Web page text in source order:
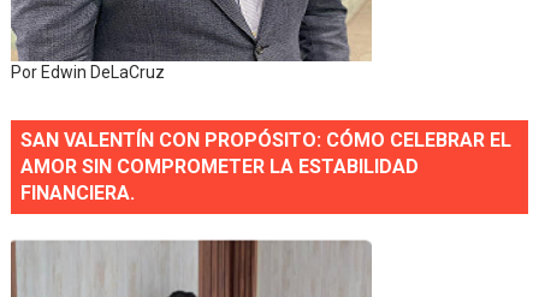
Por Edwin DeLaCruz
SAN VALENTÍN CON PROPÓSITO: CÓMO CELEBRAR EL
AMOR SIN COMPROMETER LA ESTABILIDAD
FINANCIERA.